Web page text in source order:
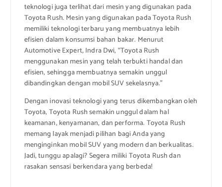
teknologi juga terlihat dari mesin yang digunakan pada
Toyota Rush. Mesin yang digunakan pada Toyota Rush
memiliki teknologi terbaru yang membuatnya lebih
efisien dalam konsumsi bahan bakar. Menurut
Automotive Expert, Indra Dwi, “Toyota Rush
menggunakan mesin yang telah terbukti handal dan
efisien, sehingga membuatnya semakin unggul
dibandingkan dengan mobil SUV sekelasnya.”
Dengan inovasi teknologi yang terus dikembangkan oleh
Toyota, Toyota Rush semakin unggul dalam hal
keamanan, kenyamanan, dan performa. Toyota Rush
memang layak menjadi pilihan bagi Anda yang
menginginkan mobil SUV yang modern dan berkualitas.
Jadi, tunggu apalagi? Segera miliki Toyota Rush dan
rasakan sensasi berkendara yang berbeda!